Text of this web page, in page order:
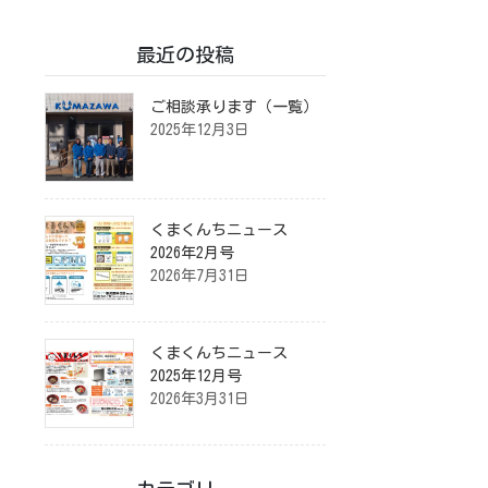
最近の投稿
ご相談承ります（一覧）
2025年12月3日
くまくんちニュース
2026年2月号
2026年7月31日
くまくんちニュース
2025年12月号
2026年3月31日